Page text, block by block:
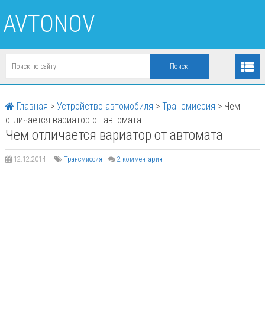
AVTONOV
Главная > Устройство автомобиля > Трансмиссия > Чем
отличается вариатор от автомата
Чем отличается вариатор от автомата
12.12.2014 Трансмиссия 2 комментария